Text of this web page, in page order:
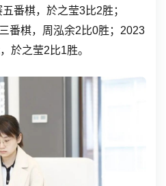
番棋，於之莹3比2胜；
番棋，周泓余2比0胜；2023
於之莹2比1胜。